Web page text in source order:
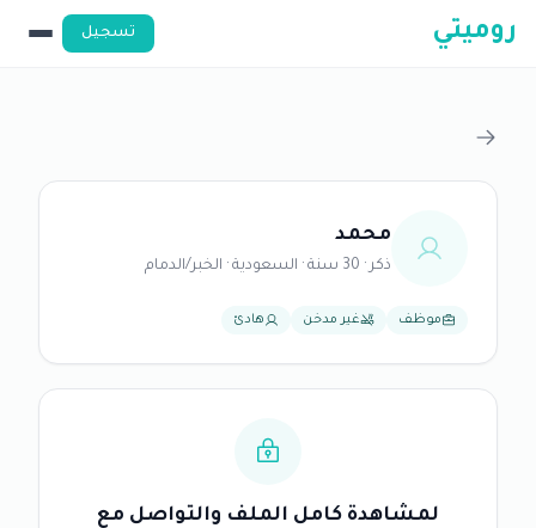
روميتي تسجيل
محمد
ذكر · 30 سنة · السعودية · الخبر/الدمام
موظف غير مدخن هادئ
لمشاهدة كامل الملف والتواصل مع